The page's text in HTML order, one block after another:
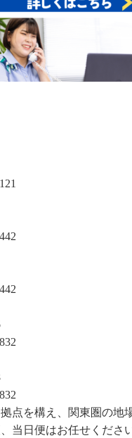
点を構え、関東圏の地
当日便はお任せくださ